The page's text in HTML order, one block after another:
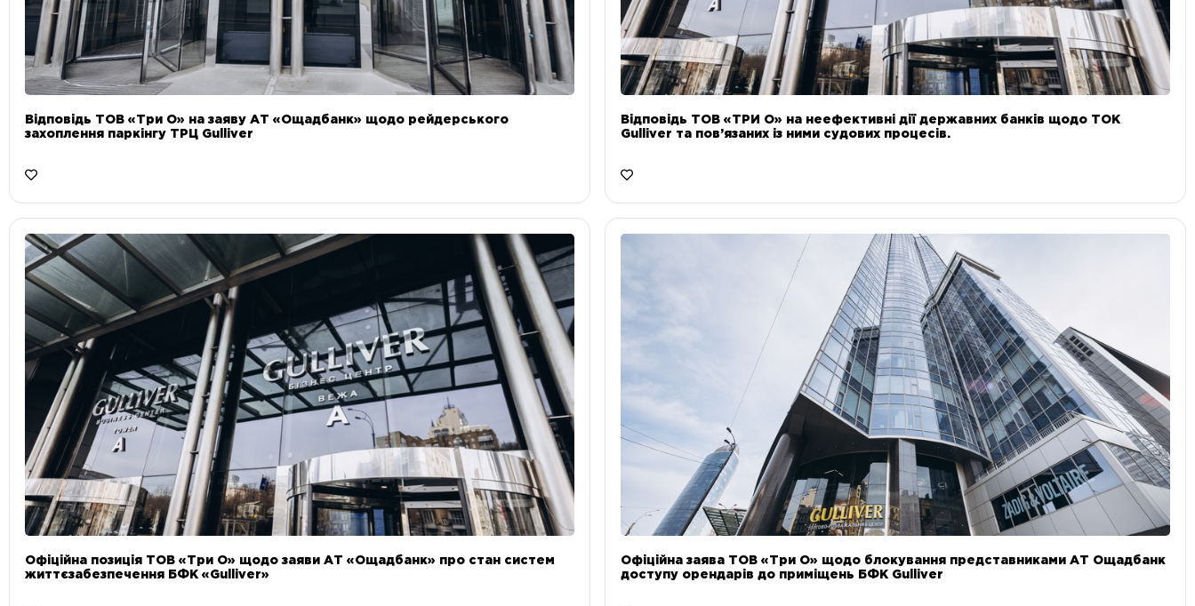
Відповідь ТОВ «Три О» на заяву АТ «Ощадбанк» щодо рейдерського
захоплення паркінгу ТРЦ Gulliver
Відповідь ТОВ «ТРИ О» на неефективні дії державних банків щодо ТОК
Gulliver та пов’язаних із ними судових процесів.
Офіційна позиція ТОВ «Три О» щодо заяви АТ «Ощадбанк» про стан систем
життєзабезпечення БФК «Gulliver»
Офіційна заява ТОВ «Три О» щодо блокування представниками АТ Ощадбанк
доступу орендарів до приміщень БФК Gulliver